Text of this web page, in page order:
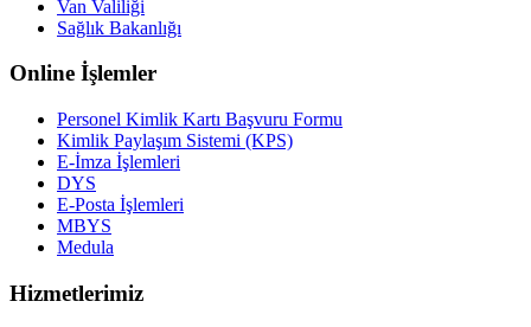
Van Valiliği
Sağlık Bakanlığı
Online İşlemler
Personel Kimlik Kartı Başvuru Formu
Kimlik Paylaşım Sistemi (KPS)
E-İmza İşlemleri
DYS
E-Posta İşlemleri
MBYS
Medula
Hizmetlerimiz